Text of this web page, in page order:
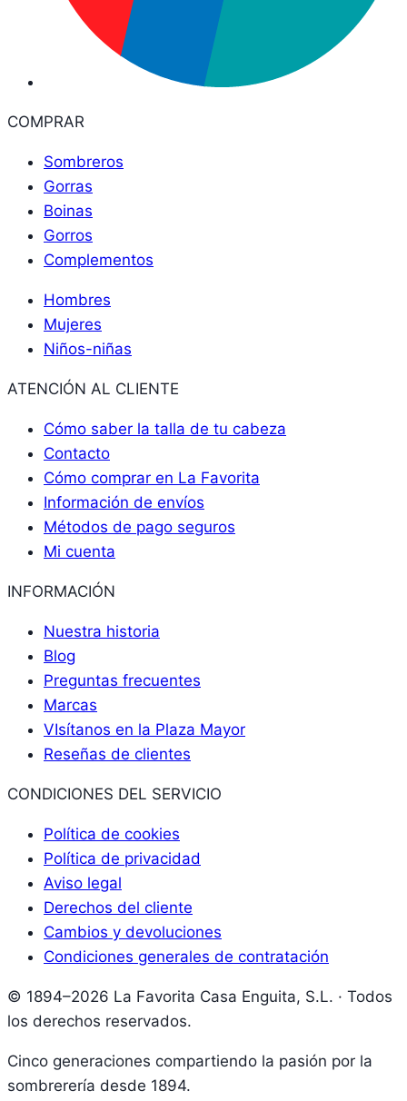
COMPRAR
Sombreros
Gorras
Boinas
Gorros
Complementos
Hombres
Mujeres
Niños-niñas
ATENCIÓN AL CLIENTE
Cómo saber la talla de tu cabeza
Contacto
Cómo comprar en La Favorita
Información de envíos
Métodos de pago seguros
Mi cuenta
INFORMACIÓN
Nuestra historia
Blog
Preguntas frecuentes
Marcas
VIsítanos en la Plaza Mayor
Reseñas de clientes
CONDICIONES DEL SERVICIO
Política de cookies
Política de privacidad
Aviso legal
Derechos del cliente
Cambios y devoluciones
Condiciones generales de contratación
© 1894–2026 La Favorita Casa Enguita, S.L. · Todos
los derechos reservados.
Cinco generaciones compartiendo la pasión por la
sombrerería desde 1894.